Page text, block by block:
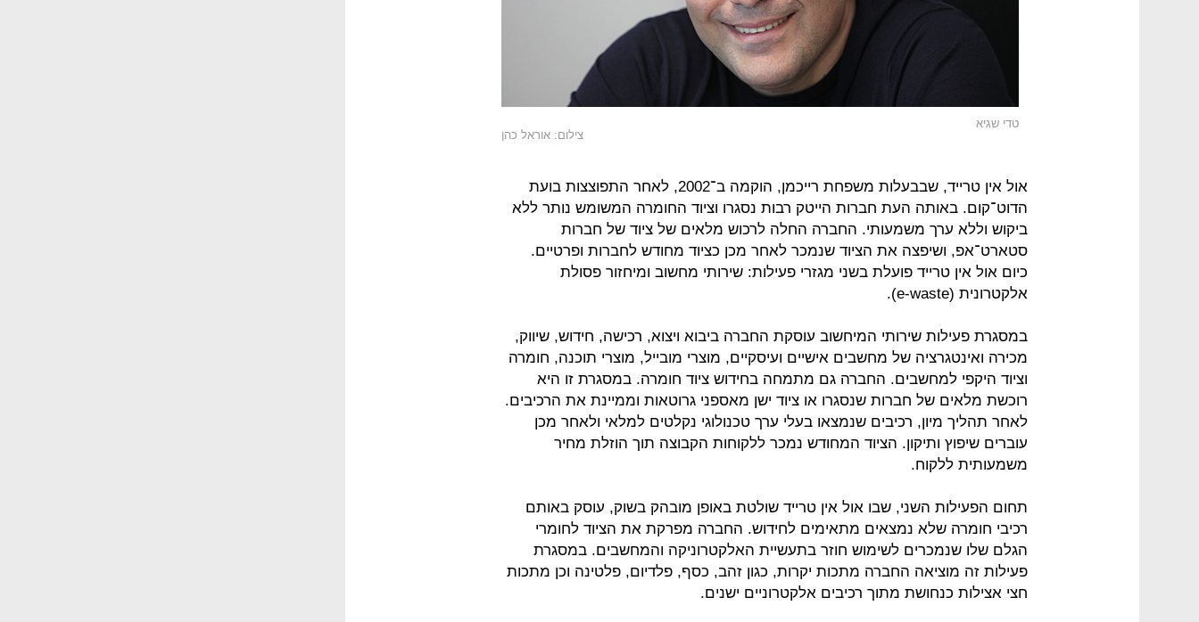
טדי שגיא
צילום: אוראל כהן
אול אין טרייד, שבבעלות משפחת רייכמן, הוקמה ב־2002, לאחר התפוצצות בועת
הדוט־קום. באותה העת חברות הייטק רבות נסגרו וציוד החומרה המשומש נותר ללא
ביקוש וללא ערך משמעותי. החברה החלה לרכוש מלאים של ציוד של חברות
סטארט־אפ, ושיפצה את הציוד שנמכר לאחר מכן כציוד מחודש לחברות ופרטיים.
כיום אול אין טרייד פועלת בשני מגזרי פעילות: שירותי מחשוב ומיחזור פסולת
אלקטרונית (e-waste).
במסגרת פעילות שירותי המיחשוב עוסקת החברה ביבוא ויצוא, רכישה, חידוש, שיווק,
מכירה ואינטגרציה של מחשבים אישיים ועיסקיים, מוצרי מובייל, מוצרי תוכנה, חומרה
וציוד היקפי למחשבים. החברה גם מתמחה בחידוש ציוד חומרה. במסגרת זו היא
רוכשת מלאים של חברות שנסגרו או ציוד ישן מאספני גרוטאות וממיינת את הרכיבים.
לאחר תהליך מיון, רכיבים שנמצאו בעלי ערך טכנולוגי נקלטים למלאי ולאחר מכן
עוברים שיפוץ ותיקון. הציוד המחודש נמכר ללקוחות הקבוצה תוך הוזלת מחיר
משמעותית ללקוח.
תחום הפעילות השני, שבו אול אין טרייד שולטת באופן מובהק בשוק, עוסק באותם
רכיבי חומרה שלא נמצאים מתאימים לחידוש. החברה מפרקת את הציוד לחומרי
הגלם שלו שנמכרים לשימוש חוזר בתעשיית האלקטרוניקה והמחשבים. במסגרת
פעילות זה מוציאה החברה מתכות יקרות, כגון זהב, כסף, פלדיום, פלטינה וכן מתכות
חצי אצילות כנחושת מתוך רכיבים אלקטרוניים ישנים.